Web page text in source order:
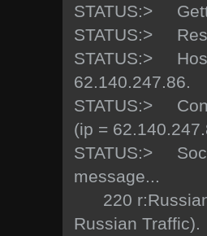
STATUS:>
STATUS:>
STATUS:>
62.140.247.86.
STATUS:>
(ip =
STATUS:>
message...
220 r:Russian
Russian Traffic).